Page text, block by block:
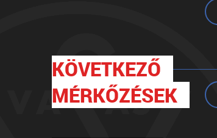
KÖVETKEZŐ
MÉRKŐZÉSEK